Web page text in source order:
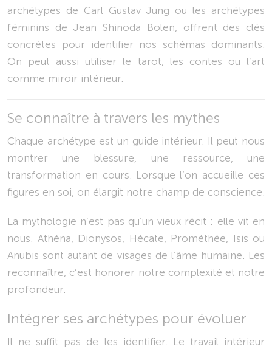
archétypes de Carl Gustav Jung ou les archétypes
féminins de Jean Shinoda Bolen , offrent des clés
concrètes pour identifier nos schémas dominants.
On peut aussi utiliser le tarot, les contes ou l’art
comme miroir intérieur.
Se connaître à travers les mythes
Chaque archétype est un guide intérieur. Il peut nous
montrer une blessure, une ressource, une
transformation en cours. Lorsque l’on accueille ces
figures en soi, on élargit notre champ de conscience.
La mythologie n’est pas qu’un vieux récit : elle vit en
nous. Athéna Dionysos Hécate Prométhée Isis ou
Anubis sont autant de visages de l’âme humaine. Les
reconnaître, c’est honorer notre complexité et notre
profondeur.
Intégrer ses archétypes pour évoluer
Il ne suffit pas de les identifier. Le travail intérieur